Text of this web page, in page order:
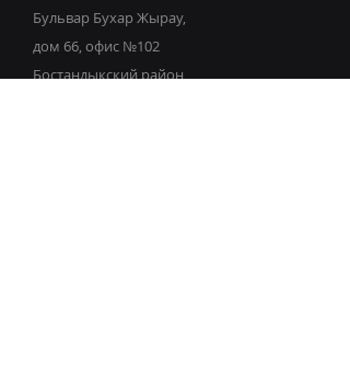
Бульвар Бухар Жырау,
дом 66, офис №102
Бостандыкский район